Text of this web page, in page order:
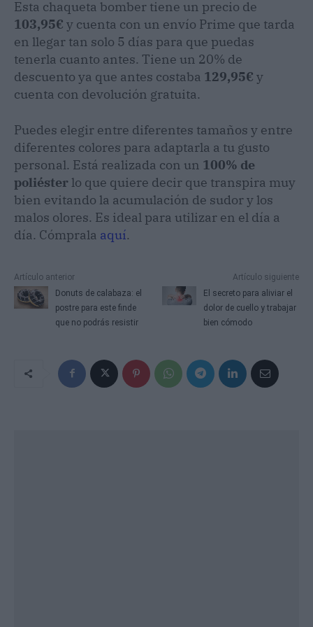
Esta chaqueta bomber tiene un precio de
103,95€ y cuenta con un envío Prime que tarda
en llegar tan solo 5 días para que puedas
tenerla cuanto antes. Tiene un 20% de
descuento ya que antes costaba 129,95€ y
cuenta con devolución gratuita.
Puedes elegir entre diferentes tamaños y entre
diferentes colores para adaptarla a tu gusto
personal. Está realizada con un 100% de
poliéster lo que quiere decir que transpira muy
bien evitando la acumulación de sudor y los
malos olores. Es ideal para utilizar en el día a
día. Cómprala aquí.
Artículo anterior
Donuts de calabaza: el
postre para este finde
que no podrás resistir
Artículo siguiente
El secreto para aliviar el
dolor de cuello y trabajar
bien cómodo